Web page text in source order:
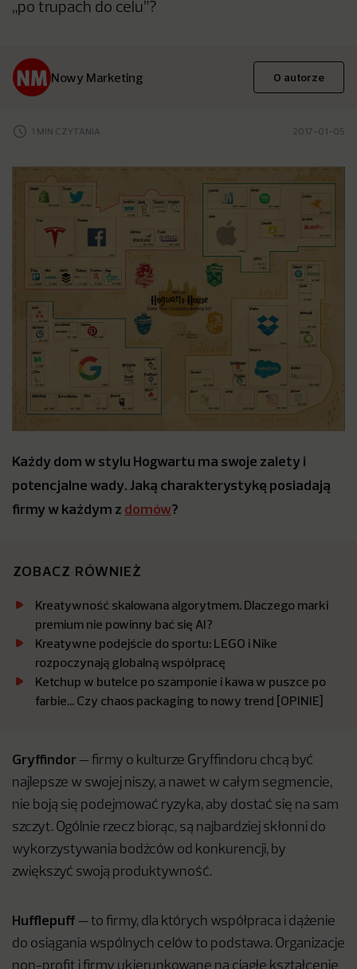
„po trupach do celu”?
Nowy Marketing O autorze
1 MIN CZYTANIA 2017-01-05
Każdy dom w stylu Hogwartu ma swoje zalety i
potencjalne wady. Jaką charakterystykę posiadają
firmy w każdym z domów?
ZOBACZ RÓWNIEŻ
Kreatywność skalowana algorytmem. Dlaczego marki
premium nie powinny bać się AI?
Kreatywne podejście do sportu: LEGO i Nike
rozpoczynają globalną współpracę
Ketchup w butelce po szamponie i kawa w puszce po
farbie… Czy chaos packaging to nowy trend [OPINIE]
Gryffindor — firmy o kulturze Gryffindoru chcą być
najlepsze w swojej niszy, a nawet w całym segmencie,
nie boją się podejmować ryzyka, aby dostać się na sam
szczyt. Ogólnie rzecz biorąc, są najbardziej skłonni do
wykorzystywania bodźców od konkurencji, by
zwiększyć swoją produktywność.
Hufflepuff — to firmy, dla których współpraca i dążenie
do osiągania wspólnych celów to podstawa. Organizacje
non-profit i firmy ukierunkowane na ciągłe kształcenie